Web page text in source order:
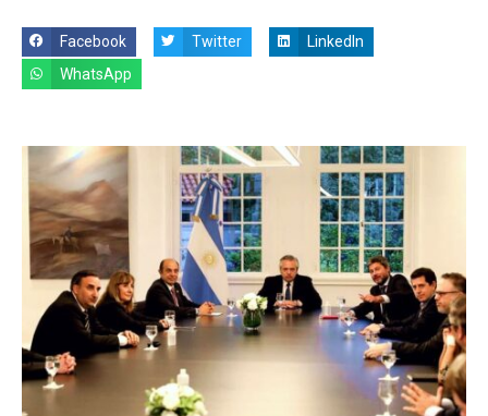
Facebook Twitter
LinkedIn
WhatsApp